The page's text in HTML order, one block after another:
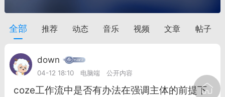
29 10:10 电脑端 智狐AI工作台
中英翻译
全部 推荐 动态 音乐 视频 文章 帖子
down
04-12 18:10 电脑端 公开内容
coze工作流中是否有办法在强调主体的前提下